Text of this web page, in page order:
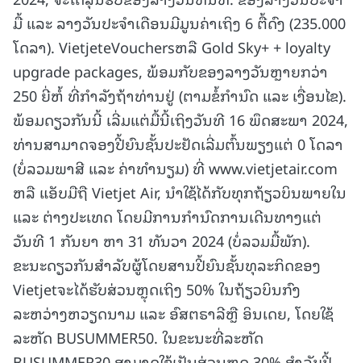
ມື້ ແລະ ລາງວັນປະຈໍາເດືອນມີມູນຄ່າເຖິງ 6 ຕື້ດົງ (235.000
ໂດລາ). VietjeteVouchersຫລື Gold Sky+ + loyalty
upgrade packages, ພ້ອມກັບຂອງລາງວັນຫຼາຍກວ່າ
250 ຍີ່ຫໍ້ ທີ່ກໍາລັງຖ້າທ່ານຢູ່ (ຕາມຂໍ້ກໍານົດ ແລະ ເງື່ອນໄຂ).
ພ້ອມດຽວກັນນີ້ ເລີ່ມແຕ່ມື້ນີ້ເຖິງວັນທີ 16 ພຶດສະພາ 2024,
ທ່ານສາມາດຈອງປີ້ຍົນຊັ້ນປະຢັດເລີ່ມຕົ້ນພຽງແຕ່ 0 ໂດລາ
(ບໍ່ລວມພາສີ ແລະ ຄ່າທຳນຽມ) ທີ່ www.vietjetair.com
ຫລື ແອັບມືຖື Vietjet Air, ນຳໃຊ້ໄດ້ກັບທຸກຖ້ຽວບິນພາຍໃນ
ແລະ ຕ່າງປະເທດ ໂດຍມີການກຳນົດການເດີນທາງແຕ່
ວັນທີ 1 ກັນຍາ ຫາ 31 ທັນວາ 2024 (ບໍ່ລວມມື້ພັກ).
ຂະນະດຽວກັນສຳລັບຜູ້ໂດຍສານປີ້ຍົນຊັ້ນທຸລະກິດຂອງ
Vietjetຈະໄດ້ຮັບສ່ວນຫຼຸດເຖິງ 50% ໃນຖ້ຽວບິນກົງ
ລະຫວ່າງຫວຽດນາມ ແລະ ອົສຕຣາລີຫຼື ອິນເດຍ, ໂດຍໃຊ້
ລະຫັດ BUSUMMER50. ໃນຂະນະທີ່ລະຫັດ